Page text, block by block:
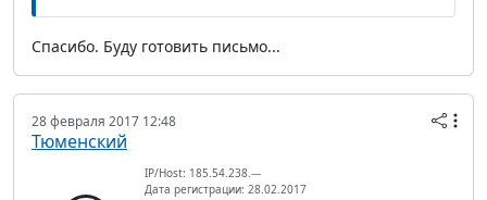
Спасибо. Буду готовить письмо...
28 февраля 2017 12:48
Тюменский
IP/Host: 185.54.238.---
Дата регистрации: 28.02.2017